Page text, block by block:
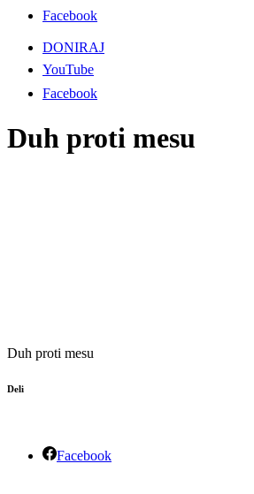
Facebook
DONIRAJ
YouTube
Facebook
Duh proti mesu
Duh proti mesu
Deli
Facebook